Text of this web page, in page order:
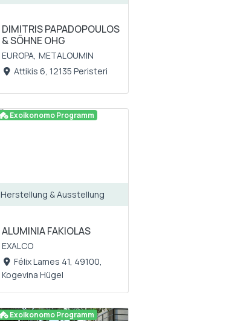
DIMITRIS PAPADOPOULOS
& SÖHNE OHG
EUROPA, METALOUMIN
Attikis 6, 12135 Peristeri
Exoikonomo Programm
Herstellung & Ausstellung
ALUMINIA FAKIOLAS
EXALCO
Félix Lames 41, 49100,
Kogevina Hügel
Exoikonomo Programm